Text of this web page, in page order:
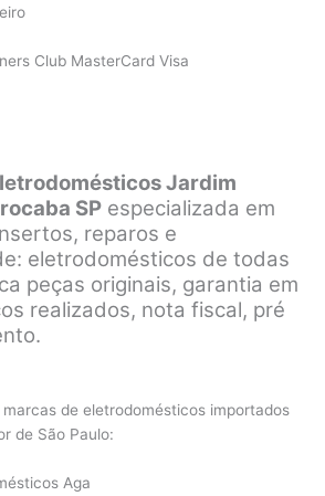
Club MasterCard Visa
Jardim
SP especializada em
reparos e
eletrodomésticos de todas
peças originais, garantia em
realizados, nota fiscal, pré
de eletrodomésticos importados
de São Paulo:
Aga